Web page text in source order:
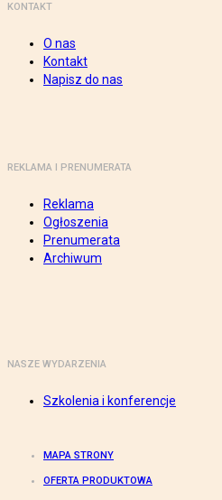
KONTAKT
O nas
Kontakt
Napisz do nas
REKLAMA I PRENUMERATA
Reklama
Ogłoszenia
Prenumerata
Archiwum
NASZE WYDARZENIA
Szkolenia i konferencje
MAPA STRONY
OFERTA PRODUKTOWA